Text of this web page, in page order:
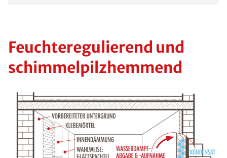
Feuchteregulierend und
schimmelpilzhemmend